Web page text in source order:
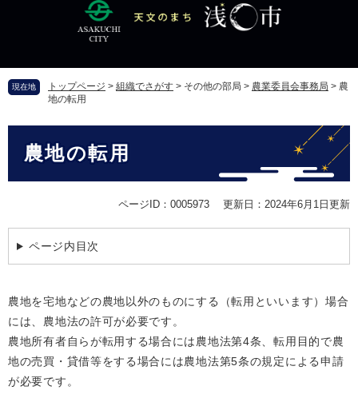
頭
す
飛
し
現在地 トップページ > 組織でさがす > その他の部局 > 農業委員会事務局 > 農
地の転用
農地の転用
ページID：0005973 更新日：2024年6月1日更新
ページ内目次
農地を宅地などの農地以外のものにする（転用といいます）場合
には、農地法の許可が必要です。
農地所有者自らが転用する場合には農地法第4条、転用目的で農
地の売買・貸借等をする場合には農地法第5条の規定による申請
が必要です。